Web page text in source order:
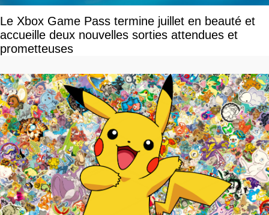
Le Xbox Game Pass termine juillet en beauté et
accueille deux nouvelles sorties attendues et
prometteuses